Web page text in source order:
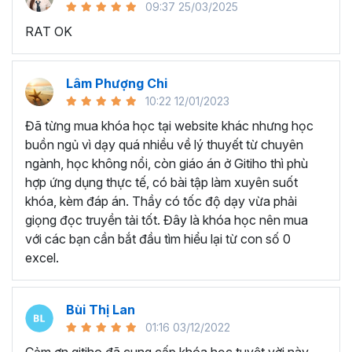
sử dụng Excel sẽ tốn nhiều thời gian, công sức để xử lý
công việc. Hơn nữa, chúng ta cũng không biết những thứ
mình đang thực hiện đúng hay không.
Hiện nay 100% các doanh nghiệp tại Việt Nam
cần tới kỹ năng Excel khi ứng tuyển vào vị trí kế toán, xử
chính... Mỗi cấp độ sẽ có yêu cầu thành thạo Excel xử lý
công việc khác nhau.
Chính vì điều đó Gitiho đã mở khóa học vềThủ thuật
Excel cập nhật hàng tuần - EXG02 với hơn7h+ học
cùng với92 tài liệu đính kèmbạn sẽ nhận được nhiều lợi
ích vô tận như:
Giảng viên là những người có trình độ chuyên môn
cao, kinh nghiệm thực tiễn dày dặn đã và đang đào
VPBank, FPT software, Vietcombank, MIC, Tập
đoàn Thành Công, TH True Milk
09:37 25/03/2025
RAT OK
Lâm Phượng Chi
10:22 12/01/2023
Đã từng mua khóa học tại website khác nhưng học
buồn ngủ vì dạy quá nhiều về lý thuyết từ chuyên
ngành, học không nổi, còn giáo án ở Gitiho thì phù
hợp ứng dụng thực tế, có bài tập làm xuyên suốt
khóa, kèm đáp án. Thầy có tốc độ dạy vừa phải
giọng đọc truyền tải tốt. Đây là khóa học nên mua
với các bạn cần bắt đầu tìm hiểu lại từ con số 0
excel.
Bùi Thị Lan
01:16 03/12/2022